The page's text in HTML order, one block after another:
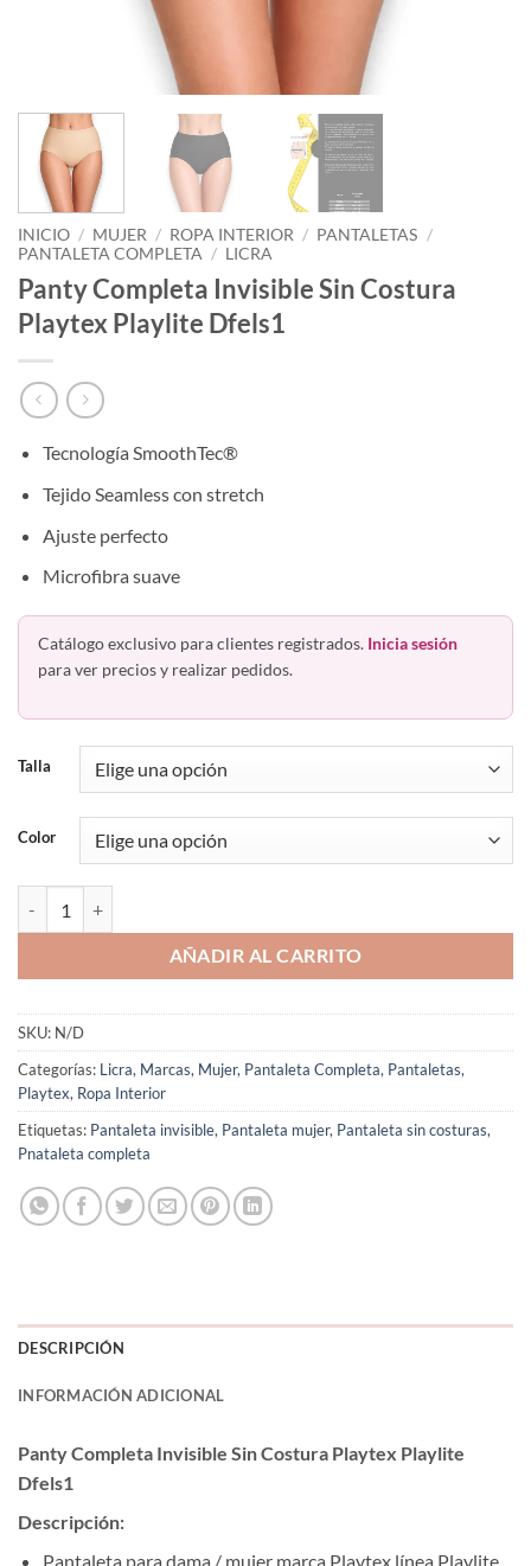
INICIO / MUJER / ROPA INTERIOR / PANTALETAS /
PANTALETA COMPLETA / LICRA
Panty Completa Invisible Sin Costura
Playtex Playlite Dfels1
Tecnología SmoothTec®
Tejido Seamless con stretch
Ajuste perfecto
Microfibra suave
Catálogo exclusivo para clientes registrados. Inicia sesión
para ver precios y realizar pedidos.
Talla
Color
AÑADIR AL CARRITO
SKU: N/D
Categorías: Licra, Marcas, Mujer, Pantaleta Completa, Pantaletas,
Playtex, Ropa Interior
Etiquetas: Pantaleta invisible, Pantaleta mujer, Pantaleta sin costuras,
Pnataleta completa
DESCRIPCIÓN
INFORMACIÓN ADICIONAL
Panty Completa Invisible Sin Costura Playtex Playlite
Dfels1
Descripción:
Pantaleta para dama / mujer marca Playtex línea Playlite